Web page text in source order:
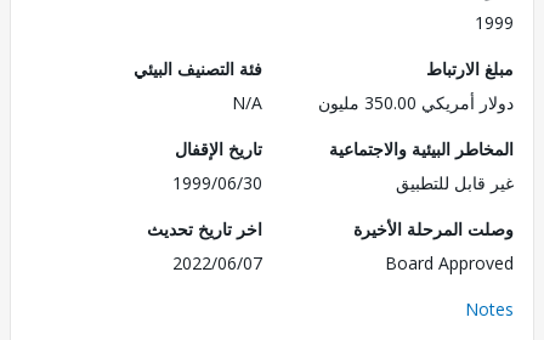
350.00 مليون
فئة التصنيف البيئي
N/A
البيئية والاجتماعية
للتطبيق
تاريخ الإقفال
1999/06/30
المرحلة الأخيرة
Board
اخر تاريخ تحديث
2022/06/07